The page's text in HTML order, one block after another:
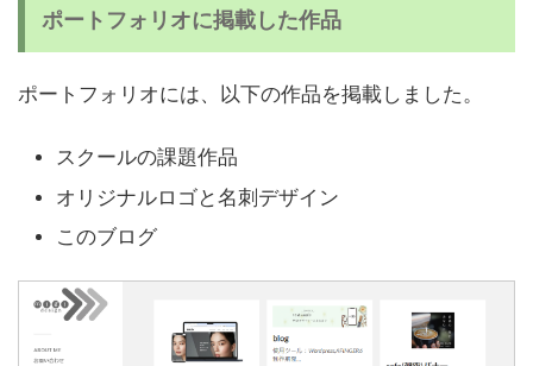
ポートフォリオに掲載した作品
ポートフォリオには、以下の作品を掲載しました。
スクールの課題作品
オリジナルロゴと名刺デザイン
このブログ